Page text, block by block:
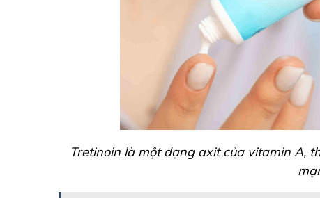
Tretinoin là một dạng axit của vitamin A,